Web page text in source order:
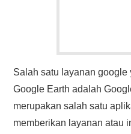
Salah satu layanan
Google Earth adalah
merupakan salah satu
memberikan layanan atau